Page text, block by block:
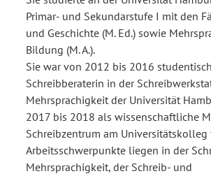
Primar- und Sekundarstufe I mit den
und Geschichte (M. Ed.) sowie
Bildung (M. A.).
Sie war von 2012 bis 2016
Schreibberaterin in der
Mehrsprachigkeit der Universität
2017 bis 2018 als wissenschaftliche
Schreibzentrum am Universitätskolleg
Arbeitsschwerpunkte liegen in der
Mehrsprachigkeit, der Schreib- und